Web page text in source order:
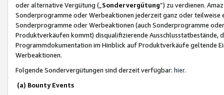
oder alternative Vergütung („ Sondervergütung”) zu verdienen.
Sonderprogramme oder Werbeaktionen jederzeit ganz oder
Sonderprogramme oder Werbeaktionen (auch Sonderprogramme
Produktverkäufen kommt) disqualifizierende Ausschlusstatbestände,
Programmdokumentation im Hinblick auf Produktverkäufe geltende
Werbeaktionen.
Folgende Sondervergütungen sind derzeit verfügbar: hier.
(a) Bounty Events